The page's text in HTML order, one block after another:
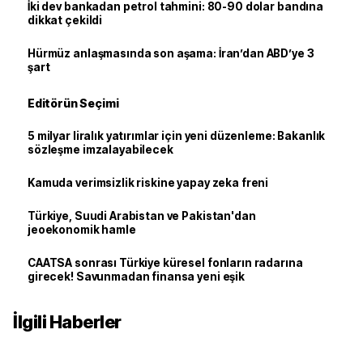
İki dev bankadan petrol tahmini: 80-90 dolar bandına
dikkat çekildi
Hürmüz anlaşmasında son aşama: İran’dan ABD’ye 3
şart
Editörün Seçimi
5 milyar liralık yatırımlar için yeni düzenleme: Bakanlık
sözleşme imzalayabilecek
Kamuda verimsizlik riskine yapay zeka freni
Türkiye, Suudi Arabistan ve Pakistan'dan
jeoekonomik hamle
CAATSA sonrası Türkiye küresel fonların radarına
girecek! Savunmadan finansa yeni eşik
İlgili Haberler